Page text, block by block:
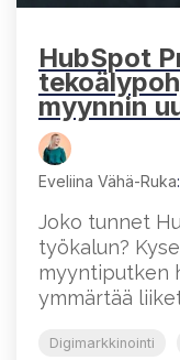
HubSpot
myynnin
Eveliina Vähä-Ruka:
Joko tunnet
työkalun?
myyntiputken
ymmärtää
Digimarkkinointi